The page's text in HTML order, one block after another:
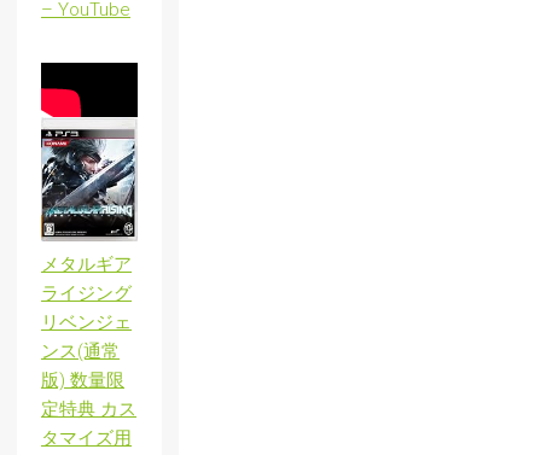
– YouTube
メタルギア
ライジング
リベンジェ
ンス(通常
版) 数量限
定特典 カス
タマイズ用